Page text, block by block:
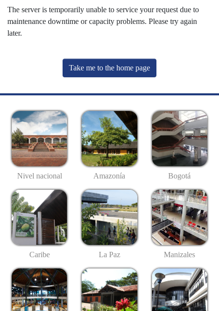
The server is temporarily unable to service your request due to
maintenance downtime or capacity problems. Please try again
later.
Take me to the home page
Nivel nacional Amazonía Bogotá
Caribe La Paz Manizales